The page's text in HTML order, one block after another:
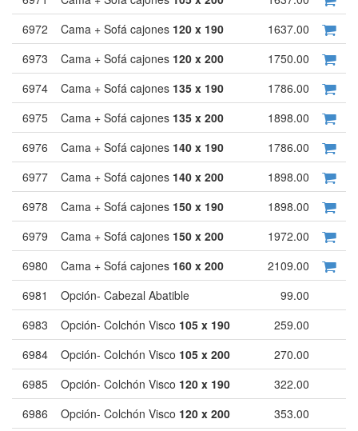
6972
Cama + Sofá cajones 120 x 190
1637.00
6973
Cama + Sofá cajones 120 x 200
1750.00
6974
Cama + Sofá cajones 135 x 190
1786.00
6975
Cama + Sofá cajones 135 x 200
1898.00
6976
Cama + Sofá cajones 140 x 190
1786.00
6977
Cama + Sofá cajones 140 x 200
1898.00
6978
Cama + Sofá cajones 150 x 190
1898.00
6979
Cama + Sofá cajones 150 x 200
1972.00
6980
Cama + Sofá cajones 160 x 200
2109.00
6981
Opción- Cabezal Abatible
99.00
6983
Opción- Colchón Visco 105 x 190
259.00
6984
Opción- Colchón Visco 105 x 200
270.00
6985
Opción- Colchón Visco 120 x 190
322.00
6986
Opción- Colchón Visco 120 x 200
353.00